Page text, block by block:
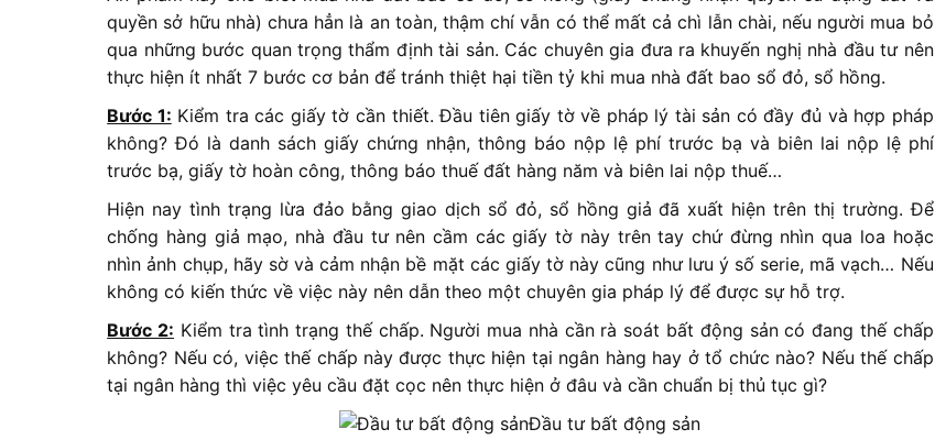
quyền sở hữu nhà) chưa hẳn là an toàn, thậm chí vẫn có thể mất cả chì lẫn chài, nếu người mua bỏ
qua những bước quan trọng thẩm định tài sản. Các chuyên gia đưa ra khuyến nghị nhà đầu tư nên
thực hiện ít nhất 7 bước cơ bản để tránh thiệt hại tiền tỷ khi mua nhà đất bao sổ đỏ, sổ hồng.
Bước 1: Kiểm tra các giấy tờ cần thiết. Đầu tiên giấy tờ về pháp lý tài sản có đầy đủ và hợp pháp
không? Đó là danh sách giấy chứng nhận, thông báo nộp lệ phí trước bạ và biên lai nộp lệ phí
trước bạ, giấy tờ hoàn công, thông báo thuế đất hàng năm và biên lai nộp thuế…
Hiện nay tình trạng lừa đảo bằng giao dịch sổ đỏ, sổ hồng giả đã xuất hiện trên thị trường. Để
chống hàng giả mạo, nhà đầu tư nên cầm các giấy tờ này trên tay chứ đừng nhìn qua loa hoặc
nhìn ảnh chụp, hãy sờ và cảm nhận bề mặt các giấy tờ này cũng như lưu ý số serie, mã vạch… Nếu
không có kiến thức về việc này nên dẫn theo một chuyên gia pháp lý để được sự hỗ trợ.
Bước 2: Kiểm tra tình trạng thế chấp. Người mua nhà cần rà soát bất động sản có đang thế chấp
không? Nếu có, việc thế chấp này được thực hiện tại ngân hàng hay ở tổ chức nào? Nếu thế chấp
tại ngân hàng thì việc yêu cầu đặt cọc nên thực hiện ở đâu và cần chuẩn bị thủ tục gì?
Đầu tư bất động sản